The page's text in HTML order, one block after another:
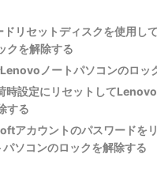
ドリセットディスクを使用し
クを解除する
ノートパソコンのロッ
時設定にリセットして
する
アカウントのパスワードを
ソコンのロックを解除する